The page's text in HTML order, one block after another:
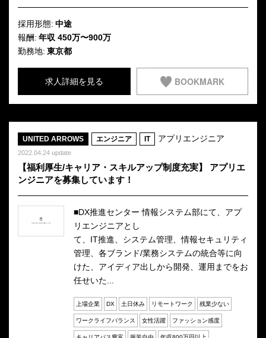
採用形態: 中途
報酬: 年収 450万〜900万
勤務地: 東京都
求人詳細を見る BOOKMARK
UNITED ARROWS エンジニア IT アプリエンジニア
2022.04.24 update
【福利厚生/キャリア・スキルアップ制度充実】 アプリエ
ンジニアを募集しています！
■DX推進センター 情報システム部にて、アプ
リエンジニアとし
て、IT推進、システム管理、情報セキュリティ
管理、各ブランド/業務システムの統合等に向
けた、アイディア出しから開発、運用までをお
任せいた...
上場企業 DX 土日休み リモートワーク 残業少ない
ワークライフバランス 女性活躍 ファッション感度